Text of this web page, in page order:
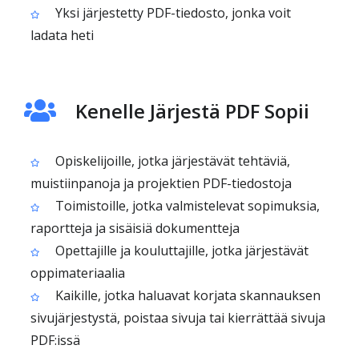
Yksi järjestetty PDF-tiedosto, jonka voit
ladata heti
Kenelle Järjestä PDF Sopii
Opiskelijoille, jotka järjestävät tehtäviä,
muistiinpanoja ja projektien PDF-tiedostoja
Toimistoille, jotka valmistelevat sopimuksia,
raportteja ja sisäisiä dokumentteja
Opettajille ja kouluttajille, jotka järjestävät
oppimateriaalia
Kaikille, jotka haluavat korjata skannauksen
sivujärjestystä, poistaa sivuja tai kierrättää sivuja
PDF:issä